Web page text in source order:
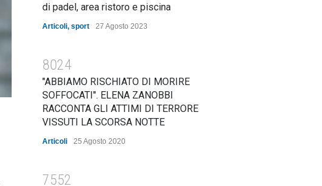
di padel, area ristoro e piscina
Articoli, sport 27 Agosto 2023
8024
"ABBIAMO RISCHIATO DI MORIRE
SOFFOCATI". ELENA ZANOBBI
RACCONTA GLI ATTIMI DI TERRORE
VISSUTI LA SCORSA NOTTE
Articoli 25 Agosto 2020
7552